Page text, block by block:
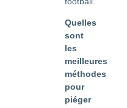
Quelles
sont
les
meilleures
méthodes
pour
piéger